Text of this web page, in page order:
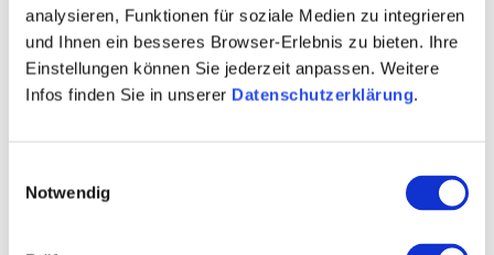
analysieren, Funktionen für soziale Medien zu integrieren
und Ihnen ein besseres Browser-Erlebnis zu bieten. Ihre
Einstellungen können Sie jederzeit anpassen. Weitere
Infos finden Sie in unserer Datenschutzerklärung.
Notwendig
Afstanden:
0,7 km stadscentrum
12,6 km hoofdstation Bingen (Rijn)
35,3 km Luchthaven Frankfurt am Main International